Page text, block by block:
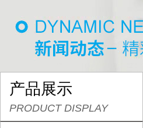
产品展示
PRODUCT DISPLAY